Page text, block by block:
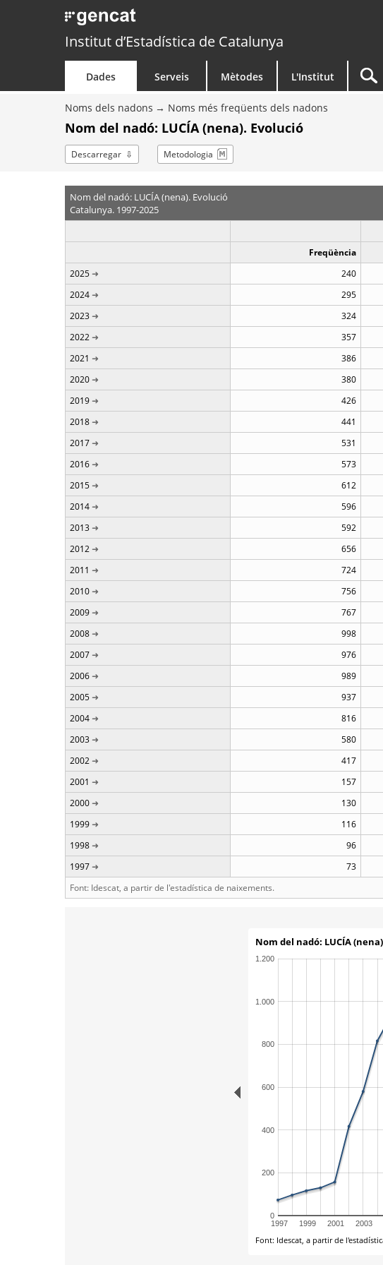
Institut d’Estadística de Catalunya
Dades Serveis Mètodes L'Institut
Noms dels nadons Noms més freqüents dels nadons
Nom del nadó: LUCÍA (nena). Evolució
Descarregar Metodologia
Nom del nadó: LUCÍA (nena). Evolució
Catalunya. 1997-2025
Freqüència
2025
240
2024
295
2023
324
2022
357
2021
386
2020
380
2019
426
2018
441
2017
531
2016
573
2015
612
2014
596
2013
592
2012
656
2011
724
2010
756
2009
767
2008
998
2007
976
2006
989
2005
937
2004
816
2003
580
2002
417
2001
157
2000
130
1999
116
1998
96
1997
73
Font: Idescat, a partir de l'estadística de naixements.